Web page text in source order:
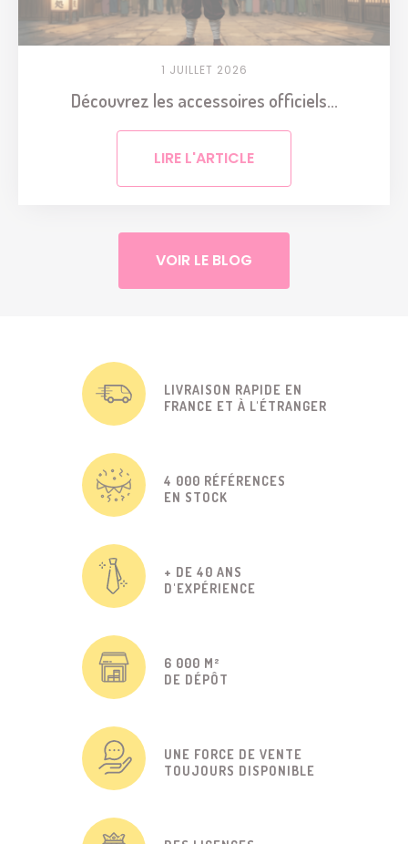
1 JUILLET 2026
Découvrez les accessoires officiels...
LIRE L'ARTICLE
VOIR LE BLOG
LIVRAISON RAPIDE EN
FRANCE ET À L'ÉTRANGER
4 000 RÉFÉRENCES
EN STOCK
+ DE 40 ANS
D'EXPÉRIENCE
6 000 M²
DE DÉPÔT
UNE FORCE DE VENTE
TOUJOURS DISPONIBLE